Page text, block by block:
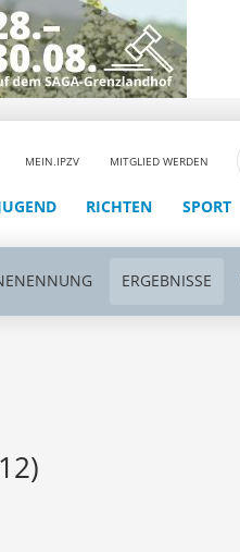
MEIN.IPZV MITGLIED WERDEN
RICHTEN SPORT
ERGEBNISSE